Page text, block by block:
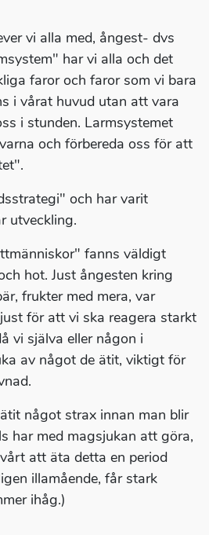
vi alla med, ångest- dvs
har vi alla och det
faror och faror som vi bara
i vårat huvud utan att vara
i stunden. Larmsystemet
och förbereda oss för att
och har varit
utveckling.
fanns väldigt
hot. Just ångesten kring
frukter med mera, var
för att vi ska reagera starkt
vi själva eller någon i
av något de ätit, viktigt för
något strax innan man blir
har med magsjukan att göra,
att äta detta en period
illamående, får stark
ihåg.)